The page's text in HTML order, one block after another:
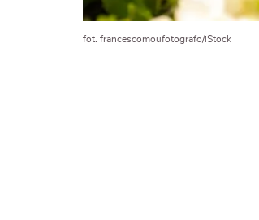
fot. francescomoufotografo/iStock